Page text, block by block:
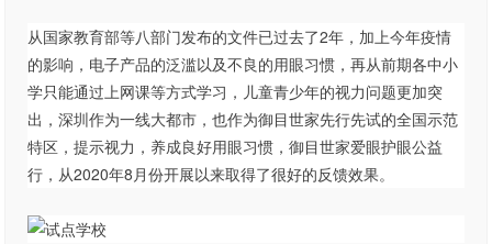
从国家教育部等八部门发布的文件已过去了2年，加上今年疫情
的影响，电子产品的泛滥以及不良的用眼习惯，再从前期各中小
学只能通过上网课等方式学习，儿童青少年的视力问题更加突
出，深圳作为一线大都市，也作为御目世家先行先试的全国示范
特区，提示视力，养成良好用眼习惯，御目世家爱眼护眼公益
行，从2020年8月份开展以来取得了很好的反馈效果。